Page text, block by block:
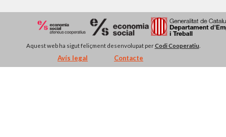
Aquest web ha sigut feliçment desenvolupat perCodi Cooperatiu
Avís legal Contacte